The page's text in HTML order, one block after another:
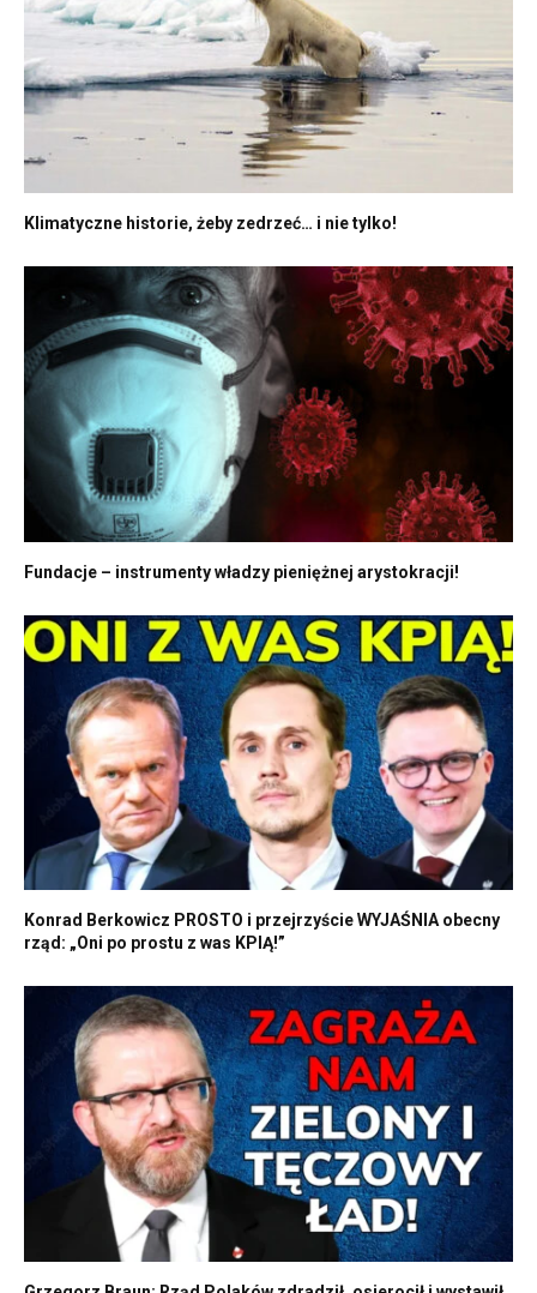
Klimatyczne historie, żeby zedrzeć… i nie tylko!
Fundacje – instrumenty władzy pieniężnej arystokracji!
Konrad Berkowicz PROSTO i przejrzyście WYJAŚNIA obecny
rząd: „Oni po prostu z was KPIĄ!”